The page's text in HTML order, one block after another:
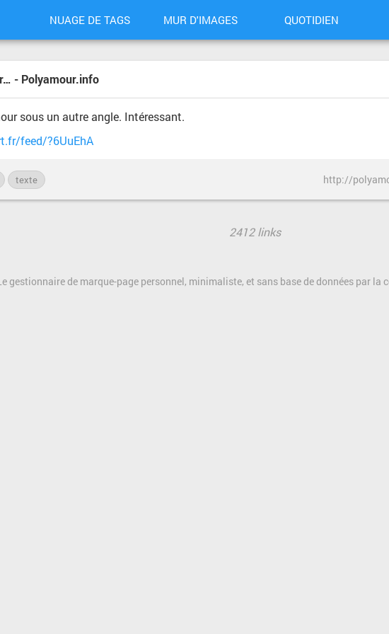
NUAGE DE TAGS MUR D'IMAGES QUOTIDIEN
- Polyamour.info
sous un autre angle. Intéressant.
feed/?6UuEhA
texte http://
2412 links
gestionnaire de marque-page personnel, minimaliste, et sans base de données par la